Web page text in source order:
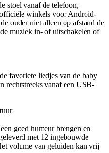
stoel vanaf de telefoon,
winkels voor Android-
ouder niet alleen op afstand de
muziek in- of uitschakelen of
favoriete liedjes van de baby
rechtstreeks vanaf een USB-
goed humeur brengen en
met 12 ingebouwde
volume van geluiden kan vrij